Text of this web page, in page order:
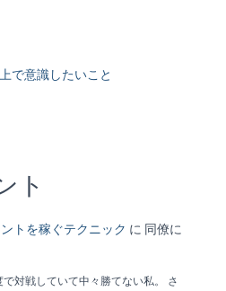
で意識したいこと
ト
トを稼ぐテクニック に 同僚に
対戦していて中々勝てない私。 さ